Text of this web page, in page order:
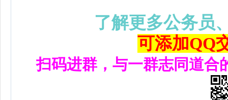
了解更多公务员
可添加QQ
扫码进群，与一群志同道合